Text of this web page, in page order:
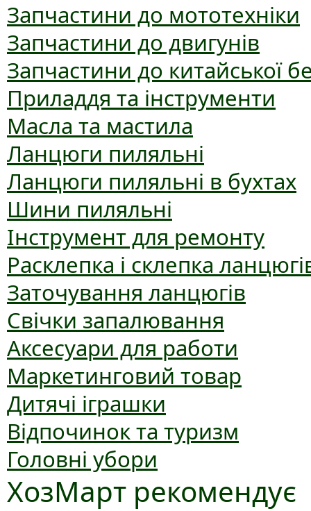
Запчастини до мототехніки
Запчастини до двигунів
Запчастини до китайської
Приладдя та інструменти
Масла та мастила
Ланцюги пиляльні
Ланцюги пиляльні в бухтах
Шини пиляльні
Інструмент для ремонту
Расклепка і склепка
Заточування ланцюгів
Свічки запалювання
Аксесуари для работи
Маркетинговий товар
Дитячі іграшки
Відпочинок та туризм
Головні убори
ХозМарт рекомендує